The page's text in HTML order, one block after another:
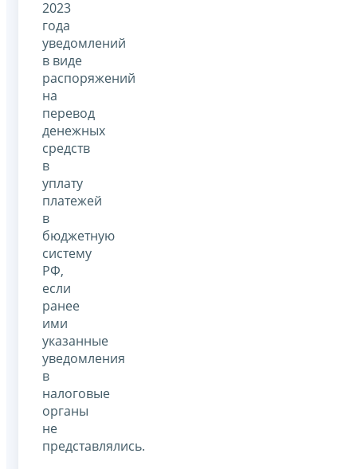
2023
года
уведомлений
в виде
распоряжений
на
перевод
денежных
средств
в
уплату
платежей
в
бюджетную
систему
РФ,
если
ранее
ими
указанные
уведомления
в
налоговые
органы
не
представлялись.